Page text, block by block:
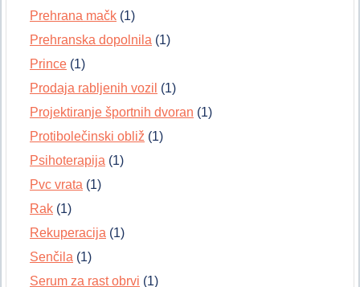
Prehrana mačk (1)
Prehranska dopolnila (1)
Prince (1)
Prodaja rabljenih vozil (1)
Projektiranje športnih dvoran (1)
Protibolečinski obliž (1)
Psihoterapija (1)
Pvc vrata (1)
Rak (1)
Rekuperacija (1)
Senčila (1)
Serum za rast obrvi (1)